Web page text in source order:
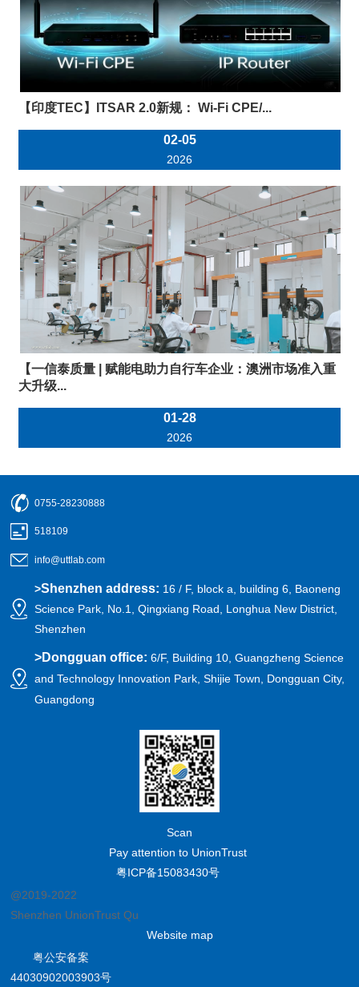
【印度TEC】ITSAR 2.0新规： Wi-Fi CPE/...
02-05
2026
【一信泰质量 | 赋能电助力自行车企业：澳洲市场准入重
大升级...
01-28
2026
0755-28230888
518109
info@uttlab.com
>Shenzhen address: 16 / F, block a, building 6, Baoneng
Science Park, No.1, Qingxiang Road, Longhua New District,
Shenzhen
>Dongguan office:6/F, Building 10, Guangzheng Science
and Technology Innovation Park, Shijie Town, Dongguan City,
Guangdong
Scan
Pay attention to UnionTrust
粤ICP备15083430号
@2019-2022
Shenzhen UnionTrust Quality and Technology Co., Ltd.
Website map
粤公安备案
44030902003903号